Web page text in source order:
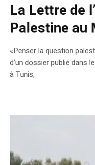
La Lettre de
Palestine au
«Penser la question
d’un dossier publié dans
à Tunis,